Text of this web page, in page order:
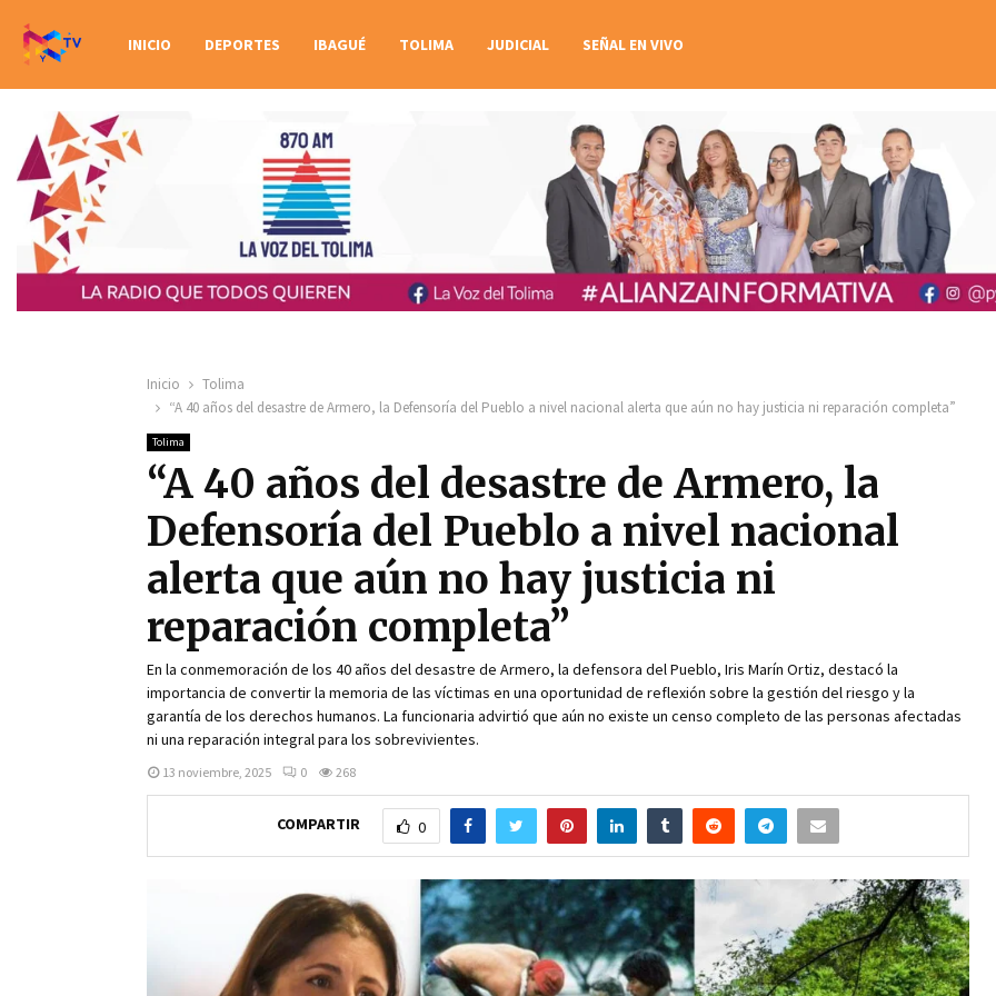
INICIO DEPORTES IBAGUÉ TOLIMA JUDICIAL SEÑAL EN VIVO
Inicio
Tolima
“A 40 años del desastre de Armero, la Defensoría del Pueblo a nivel nacional alerta que aún no hay justicia ni reparación completa”
Tolima
“A 40 años del desastre de Armero, la
Defensoría del Pueblo a nivel nacional
alerta que aún no hay justicia ni
reparación completa”
En la conmemoración de los 40 años del desastre de Armero, la defensora del Pueblo, Iris Marín Ortiz, destacó la
importancia de convertir la memoria de las víctimas en una oportunidad de reflexión sobre la gestión del riesgo y la
garantía de los derechos humanos. La funcionaria advirtió que aún no existe un censo completo de las personas afectadas
ni una reparación integral para los sobrevivientes.
13 noviembre, 2025 0 268
COMPARTIR 0